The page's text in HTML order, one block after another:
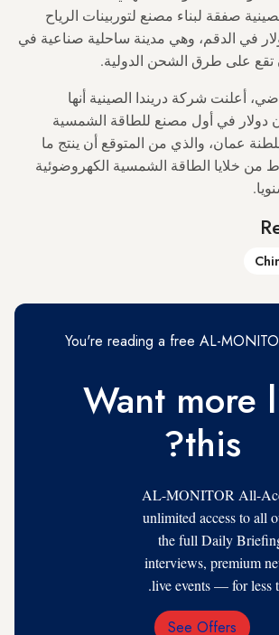
صفقة لبناء مصنع لتوربينات الرياح
دولار في الدقم، وهي مدينة ساحلية صناعية في
على طرق الشحن الدولية.
أعلنت شركة دريندا الصينية أنها
700 مليون دولار في أول مصنع للطاقة الشمسية
عمان، والذي من المتوقع أن ينتج ما
جيجاواط من خلايا الطاقة الشمسية الكهروضوئية
You're reading a free AL-
Want more
this?
AL-MONITOR All-
unlimited access to all
the full Daily
interviews, premium
live events — for less
Email
See Offers